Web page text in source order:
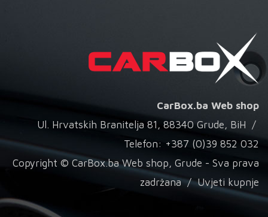
CarBox.ba Web shop
Ul. Hrvatskih Branitelja 81, 88340 Grude, BiH /
Telefon: +387 (0)39 852 032
Copyright © CarBox.ba Web shop, Grude - Sva prava
zadržana /Uvjeti kupnje